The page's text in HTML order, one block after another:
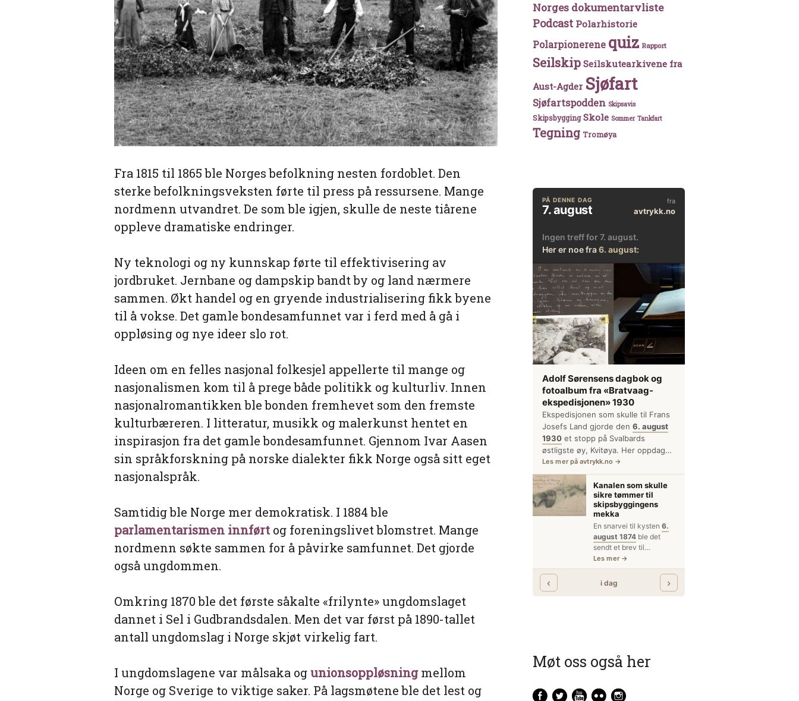
Fra 1815 til 1865 ble Norges befolkning nesten fordoblet. Den
sterke befolkningsveksten førte til press på ressursene. Mange
nordmenn utvandret. De som ble igjen, skulle de neste tiårene
oppleve dramatiske endringer.
Ny teknologi og ny kunnskap førte til effektivisering av
jordbruket. Jernbane og dampskip bandt by og land nærmere
sammen. Økt handel og en gryende industrialisering fikk byene
til å vokse. Det gamle bondesamfunnet var i ferd med å gå i
oppløsing og nye ideer slo rot.
Ideen om en felles nasjonal folkesjel appellerte til mange og
nasjonalismen kom til å prege både politikk og kulturliv. Innen
nasjonalromantikken ble bonden fremhevet som den fremste
kulturbæreren. I litteratur, musikk og malerkunst hentet en
inspirasjon fra det gamle bondesamfunnet. Gjennom Ivar Aasen
sin språkforskning på norske dialekter fikk Norge også sitt eget
nasjonalspråk.
Samtidig ble Norge mer demokratisk. I 1884 ble
parlamentarismen innførtog foreningslivet blomstret. Mange
nordmenn søkte sammen for å påvirke samfunnet. Det gjorde
også ungdommen.
Omkring 1870 ble det første såkalte «frilynte» ungdomslaget
dannet i Sel i Gudbrandsdalen. Men det var først på 1890-tallet
antall ungdomslag i Norge skjøt virkelig fart.
I ungdomslagene var målsaka ogunionsoppløsningmellom
Norge og Sverige to viktige saker. På lagsmøtene ble det lest og
Norges dokumentarvliste
Podcast Polarhistorie
Polarpionerene quiz Rapport
Seilskip Seilskutearkivene fra
Aust-Agder Sjøfart
Sjøfartspodden Skipsavis
Skipsbygging Skole Sommer Tankfart
Tegning Tromøya
Møt oss også her